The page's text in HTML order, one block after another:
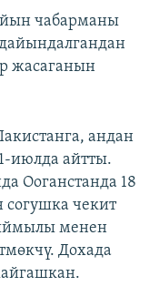
чабарманы
жасаганын
андан
июлда айтты.
Ооганстанда 18
согушка чекит
менен
Дохада